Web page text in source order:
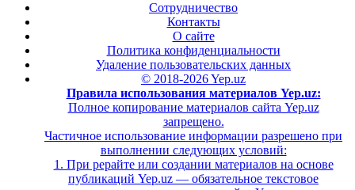
Сотрудничество
Контакты
О сайте
Политика конфиденциальности
Удаление пользовательских данных
© 2018-2026 Yep.uz
Правила использования материалов Yep.uz:
Полное копирование материалов сайта Yep.uz
запрещено.
Частичное использование информации разрешено при
выполнении следующих условий:
1. При рерайте или создании материалов на основе
публикаций Yep.uz — обязательное текстовое